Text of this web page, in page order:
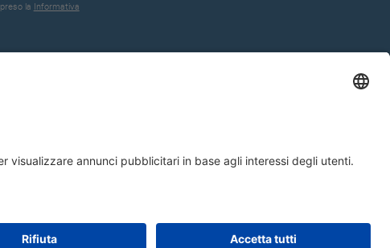
la Informativa